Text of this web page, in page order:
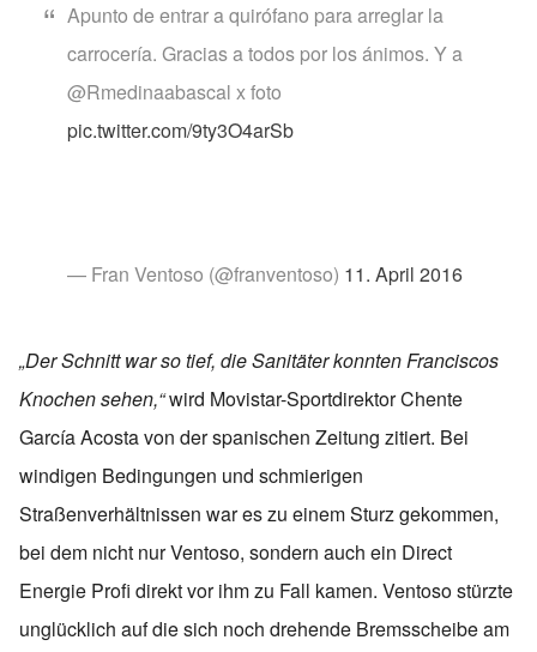
Apunto de entrar a quirófano para arreglar la
carrocería. Gracias a todos por los ánimos. Y a
@Rmedinaabascal x foto
pic.twitter.com/9ty3O4arSb
— Fran Ventoso (@franventoso) 11. April 2016
„Der Schnitt war so tief, die Sanitäter konnten Franciscos
Knochen sehen,“wird Movistar-Sportdirektor Chente
García Acosta von der spanischen Zeitung zitiert. Bei
windigen Bedingungen und schmierigen
Straßenverhältnissen war es zu einem Sturz gekommen,
bei dem nicht nur Ventoso, sondern auch ein Direct
Energie Profi direkt vor ihm zu Fall kamen. Ventoso stürzte
unglücklich auf die sich noch drehende Bremsscheibe am